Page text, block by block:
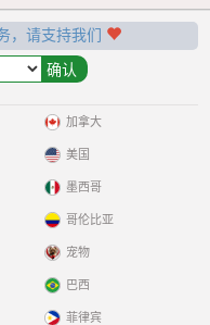
，请支持我们
加拿大
美国
墨西哥
哥伦比亚
宠物
巴西
菲律宾